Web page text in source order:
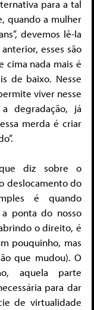
para a tal
quando a mulher
devemos lê-la
esses são
cima nada mais é
de baixo. Nesse
viver nesse
degradação, já
merda é criar
diz sobre o
deslocamento do
é quando
ponta do nosso
o direito, é
pouquinho, mas
que mudou). O
aquela parte
para dar
de virtualidade